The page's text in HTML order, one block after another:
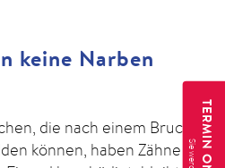
keine Narben
die nach einem Bruch
können, haben Zähne